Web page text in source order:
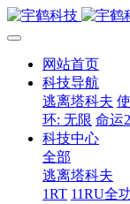
网站首页
科技导航
逃离塔科夫
环: 无限 命运2
科技中心
全部
逃离塔科夫
1RT 11RU全